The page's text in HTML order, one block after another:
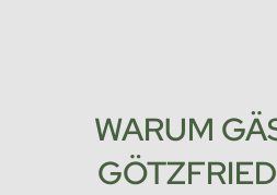
WARUM